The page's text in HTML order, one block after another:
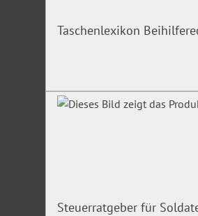
Taschenlexikon
Steuerratgeber für